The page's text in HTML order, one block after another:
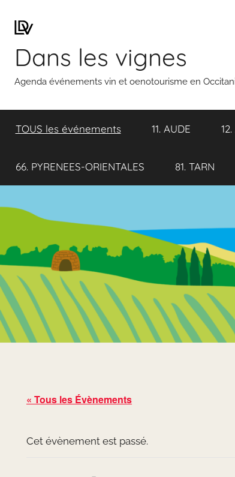
Dans les vignes
Agenda événements vin et oenotourisme en
TOUS les événements 11. AUDE
66. PYRENEES-ORIENTALES 81. TARN
« Tous les Évènements
Cet évènement est passé.